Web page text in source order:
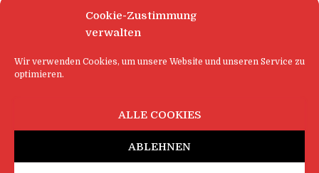
Cookie-Zustimmung
verwalten
Wir verwenden Cookies, um unsere Website und unseren Service zu
optimieren.
ALLE COOKIES
ABLEHNEN